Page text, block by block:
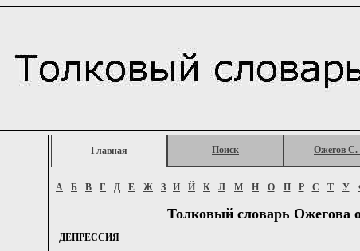
Главная Поиск Ожегов
А Б В Г Д Е Ж З И Й К Л М Н О П Р С Т У
Толковый словарь Ожегова
ДЕПРЕССИЯ